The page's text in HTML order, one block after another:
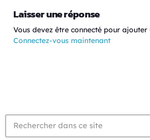
Laisser une réponse
Vous devez être connecté pour
Connectez-vous maintenant